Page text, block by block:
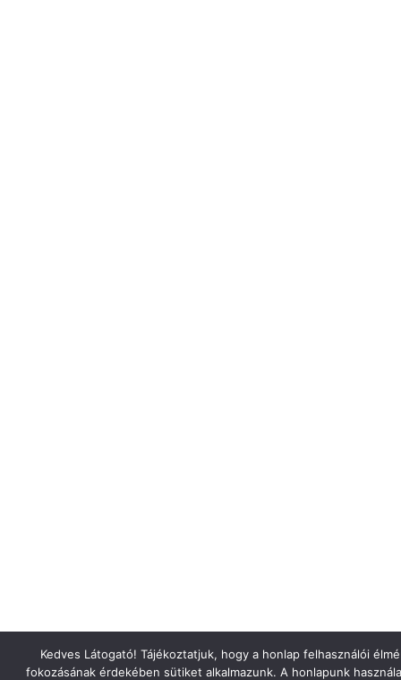
Kedves Látogató! Tájékoztatjuk, hogy a honlap felhasználói
fokozásának érdekében sütiket alkalmazunk. A honlapunk